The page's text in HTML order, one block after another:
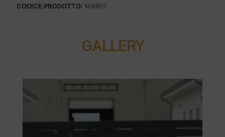
CODICE PRODOTTO: MAR01
GALLERY